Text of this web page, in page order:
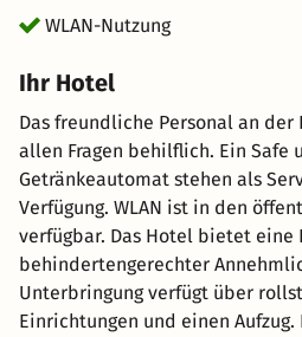
WLAN-Nutzung
Ihr Hotel
Das freundliche Personal an
allen Fragen behilflich. Ein Safe
Getränkeautomat stehen als
Verfügung. WLAN ist in den
verfügbar. Das Hotel bietet eine
behindertengerechter
Unterbringung verfügt über
Einrichtungen und einen